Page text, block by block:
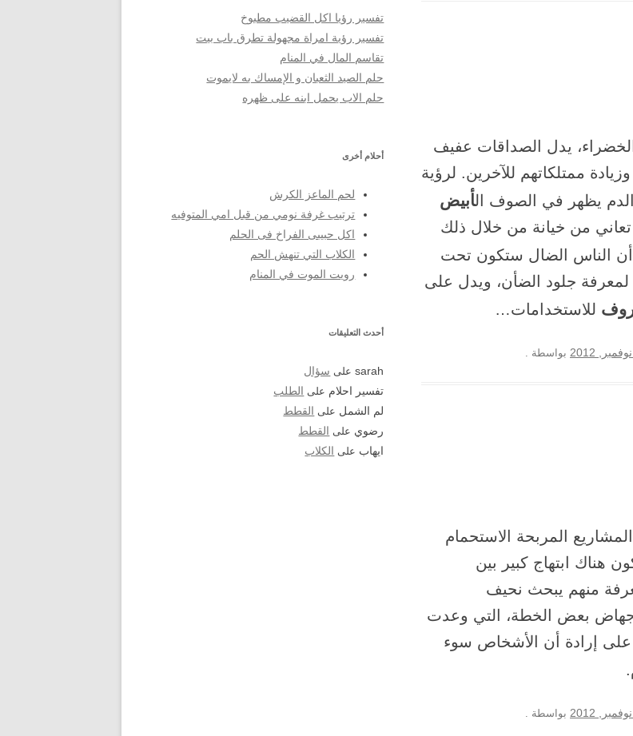
يدل الصداقات عفيف
ممتلكاتهم للآخرين. لرؤية
يظهر في الصوف الأبيض
من خيانة من خلال ذلك
الناس الضال ستكون تحت
جلود الضأن، ويدل على
للاستخدامات…
بواسطة .
المربحة الاستحمام
هناك ابتهاج كبير بين
منهم يبحث نحيف
بعض الخطة، التي وعدت
على إرادة أن الأشخاص سوء
بواسطة .
تفسير رؤيا اكل القضيب مطبوخ
تفسير رؤية امراة مجهولة تطرق باب بيت
تقاسم المال في المنام
حلم الصيد الثعبان و الإمساك به لايموت
حلم الاب يحمل ابنه على ظهره
أحلام أخرى
لحم الماعز الكرش
ترتيب غرفة نومي من قبل امي المتوفيه
اكل حبيبى الفراخ فى الحلم
الكلاب التي تنهش الحم
رويت الموت في المنام
أحدث التعليقات
sarahعلى سؤال
تفسير احلام على
الطلب
لم الشمل على
القطط
رضوي على
القطط
ايهاب على الكلاب